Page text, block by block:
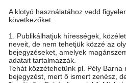
A klotyó használatához vedd
következőket:
1. Publikálhatjuk hírességek,
neveit, de nem tehetjük közzé az
bejegyzéseket, amelyek
adatait tartalmazzák.
Tehát közzétehetünk pl. Pély Barna
bejegyzést, mert ő ismert zenész,